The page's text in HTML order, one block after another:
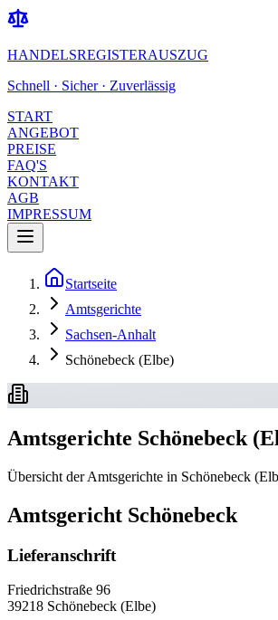
HANDELSREGISTERAUSZUG
Schnell · Sicher · Zuverlässig
START
ANGEBOT
PREISE
FAQ'S
KONTAKT
AGB
IMPRESSUM
Startseite
Amtsgerichte
Sachsen-Anhalt
Schönebeck (Elbe)
Amtsgerichte Schönebeck
Übersicht der Amtsgerichte in Schönebeck
Amtsgericht Schönebeck
Lieferanschrift
Friedrichstraße 96
39218 Schönebeck (Elbe)